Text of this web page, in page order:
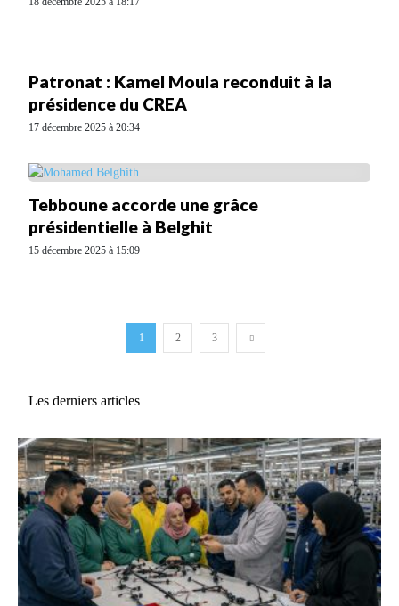
Patronat : Kamel Moula reconduit à la
présidence du CREA
17 décembre 2025 à 20:34
Tebboune accorde une grâce
présidentielle à Belghit
15 décembre 2025 à 15:09
1 2 3
Les derniers articles